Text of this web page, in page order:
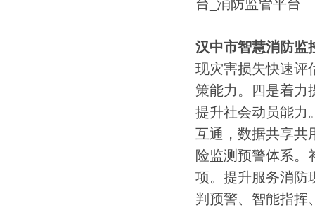
汉中市智慧消防监
现灾害损失快速评
策能力。四是着力
提升社会动员能力
互通，数据共享共
险监测预警体系。
项。提升服务消防
判预警、智能指挥